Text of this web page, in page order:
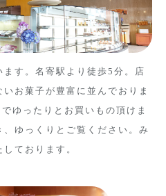
す。名寄駅より徒歩5分。店
お菓子が豊富に並んでおりま
ゆったりとお買いもの頂けま
ゆっくりとご覧ください。み
ております。